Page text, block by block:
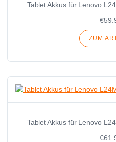
Tablet Akkus für Lenovo
ZUM
Tablet Akkus für Lenovo